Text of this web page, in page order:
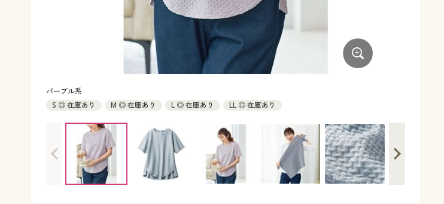
パープル系
S ◎ 在庫あり
M ◎ 在庫あり L ◎ 在庫あり LL ◎ 在庫あり